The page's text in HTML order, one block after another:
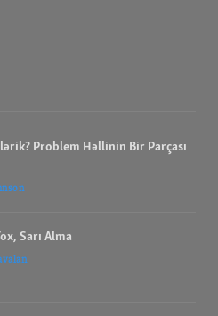
Problem Həllinin Bir Parçası
Sarı Alma